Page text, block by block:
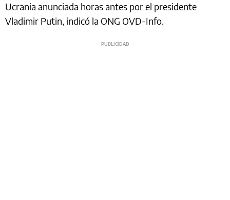
Ucrania anunciada horas antes por el presidente
Vladimir Putin, indicó la ONG OVD-Info.